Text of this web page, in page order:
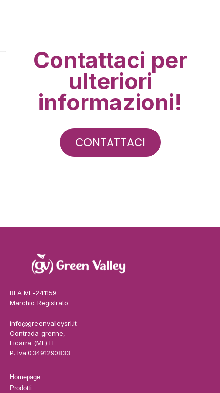
Contattaci per
ulteriori
informazioni!
CONTATTACI
REA ME-241159
Marchio Registrato
info@greenvalleysrl.it
Contrada grenne,
Ficarra (ME) IT
P. Iva 03491290833
Homepage
Prodotti